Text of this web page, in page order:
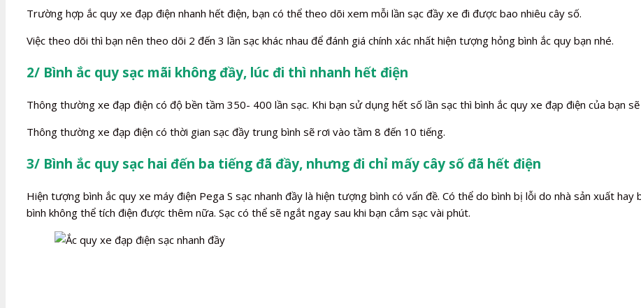
Trường hợp ắc quy xe đạp điện nhanh hết điện, bạn có thể theo dõi xem mỗi lần sạc đầy xe đi được bao nhiêu cây số.
Việc theo dõi thì bạn nên theo dõi 2 đến 3 lần sạc khác nhau để đánh giá chính xác nhất hiện tượng hỏng bình ắc quy bạn nhé.
2/ Bình ắc quy sạc mãi không đầy, lúc đi thì nhanh hết điện
Thông thường xe đạp điện có độ bền tầm 350- 400 lần sạc. Khi bạn sử dụng hết số lần sạc thì bình ắc quy xe đạp điện của bạn
Thông thường xe đạp điện có thời gian sạc đầy trung bình sẽ rơi vào tầm 8 đến 10 tiếng.
3/ Bình ắc quy sạc hai đến ba tiếng đã đầy, nhưng đi chỉ mấy cây số đã hết điện
Hiện tượng bình ắc quy xe máy điện Pega S sạc nhanh đầy là hiện tượng bình có vấn đề. Có thể do bình bị lỗi do nhà sản xuất hay
bình không thể tích điện được thêm nữa. Sạc có thể sẽ ngắt ngay sau khi bạn cắm sạc vài phút.